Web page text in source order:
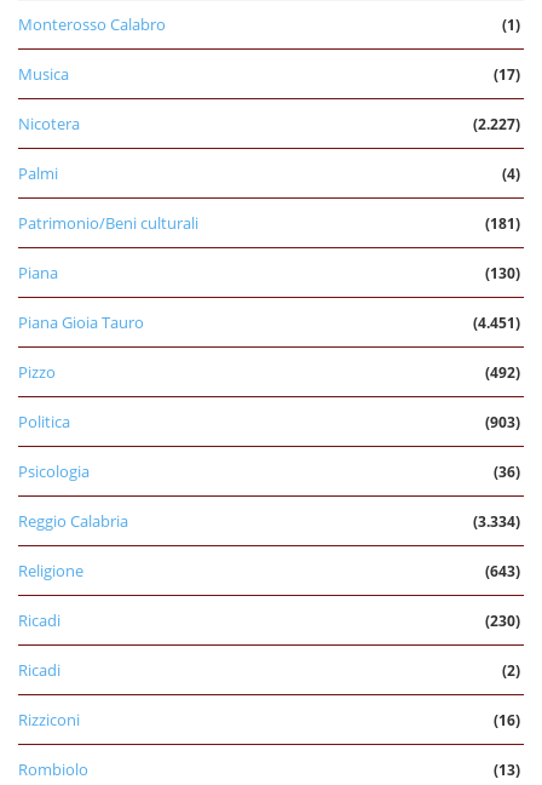
Monterosso Calabro (1)
Musica (17)
Nicotera (2.227)
Palmi (4)
Patrimonio/Beni culturali (181)
Piana (130)
Piana Gioia Tauro (4.451)
Pizzo (492)
Politica (903)
Psicologia (36)
Reggio Calabria (3.334)
Religione (643)
Ricadi (230)
Ricadi (2)
Rizziconi (16)
Rombiolo (13)